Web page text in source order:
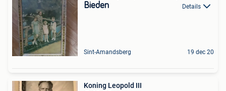
Bieden Details
Sint-Amandsberg 19 dec 20
Koning Leopold III